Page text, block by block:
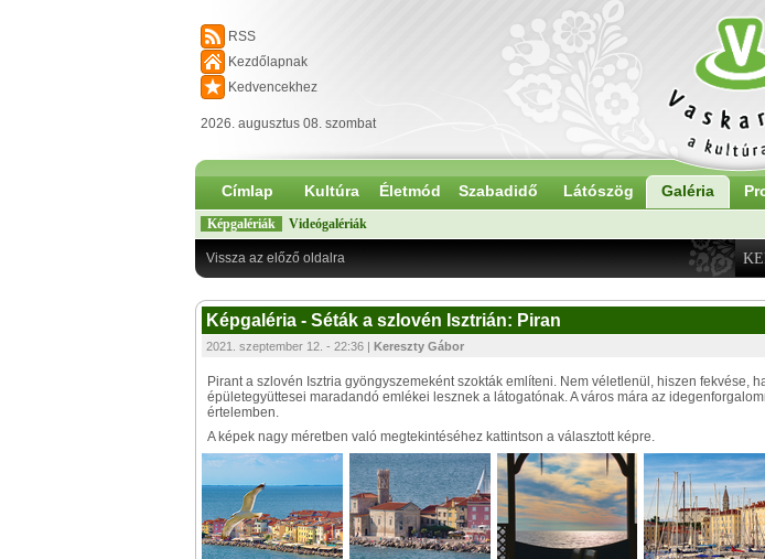
RSS
Kezdőlapnak
Kedvencekhez
2026. augusztus 08. szombat
Címlap Kultúra Életmód Szabadidő Látószög Galéria
Képgalériák Videógalériák
Vissza az előző oldalra
Képgaléria - Séták a szlovén Isztrián: Piran
2021. szeptember 12. - 22:36 | Kereszty Gábor
Pirant a szlovén Isztria gyöngyszemeként szokták említeni. Nem véletlenül, hiszen fekvése,
épületegyüttesei maradandó emlékei lesznek a látogatónak. A város mára az
értelemben.
A képek nagy méretben való megtekintéséhez kattintson a választott képre.